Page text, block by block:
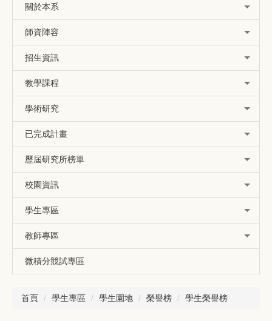
關於本系
師資陣容
招生資訊
教學課程
學術研究
已完成計畫
歷屆研究所榜單
校園資訊
學生專區
教師專區
微積分競試專區
首頁 學生專區 學生園地 榮譽榜 學生榮譽榜